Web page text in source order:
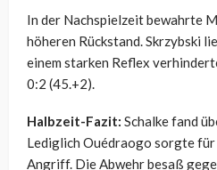
In der Nachspielzeit bewahrte
höheren Rückstand. Skrzybski
einem starken Reflex
0:2 (45.+2).
Halbzeit-Fazit: Schalke fand
Lediglich Ouédraogo sorgte für
Angriff. Die Abwehr besaß